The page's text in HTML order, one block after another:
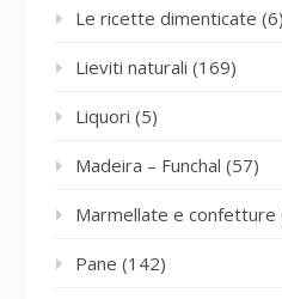
Le ricette dimenticate (6)
Lieviti naturali (169)
Liquori (5)
Madeira – Funchal (57)
Marmellate e confetture
Pane (142)